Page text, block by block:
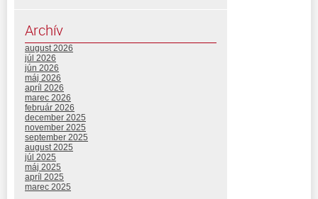
Archív
august 2026
júl 2026
jún 2026
máj 2026
apríl 2026
marec 2026
február 2026
december 2025
november 2025
september 2025
august 2025
júl 2025
máj 2025
apríl 2025
marec 2025